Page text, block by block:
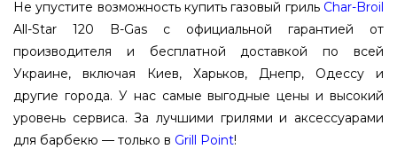
Не упустите возможность купить газовый гриль Char-Broil
All-Star 120 B-Gas с официальной гарантией от
производителя и бесплатной доставкой по всей
Украине, включая Киев, Харьков, Днепр, Одессу и
другие города. У нас самые выгодные цены и высокий
уровень сервиса. За лучшими грилями и аксессуарами
для барбекю — только в Grill Point!